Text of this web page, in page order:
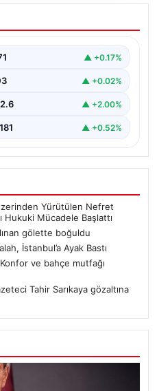
alınan
Oltu ilçesinde▲ +0.17%
▲ +0.02%
▲ +2.00%
▲ +0.52%
Yürütülen Nefret
Hukuki Mücadele Başlattı
gölette boğuldu
İstanbul’a Ayak Bastı
ve bahçe mutfağı
Tahir Sarıkaya gözaltına